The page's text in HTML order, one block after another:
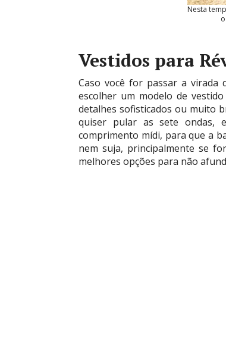
Nesta
Vestidos para
Caso você for passar a virada
escolher um modelo de
detalhes sofisticados ou muito
quiser pular as sete ondas,
comprimento mídi, para que a
nem suja, principalmente se
melhores opções para não